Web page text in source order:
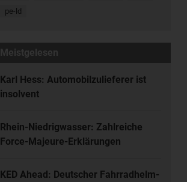
pe-ld
Meistgelesen
Karl Hess: Automobilzulieferer ist
insolvent
Rhein-Niedrigwasser: Zahlreiche
Force-Majeure-Erklärungen
KED Ahead: Deutscher Fahrradhelm-